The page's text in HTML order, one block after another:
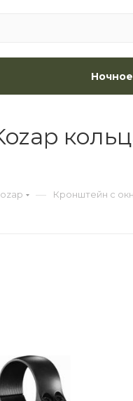
— Кронштейн с